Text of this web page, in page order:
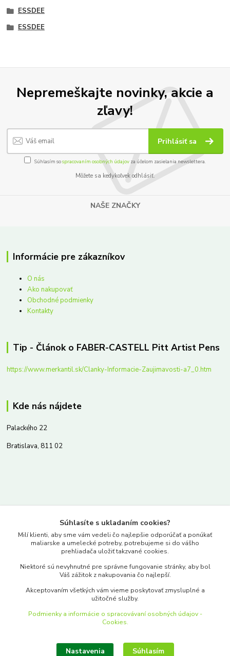
ESSDEE
ESSDEE
Nepremeškajte novinky, akcie a
zľavy!
Prihlásiť sa
Súhlasím sospracovaním osobných údajov za účelom zasielania newslettera.
Môžete sa kedykoľvek odhlásiť.
NAŠE ZNAČKY
Informácie pre zákazníkov
O nás
Ako nakupovať
Obchodné podmienky
Kontakty
Tip - Článok o FABER-CASTELL Pitt Artist Pens
https://www.merkantil.sk/Clanky-Informacie-Zaujimavosti-a7_0.htm
Kde nás nájdete
Palackého 22
Bratislava, 811 02
www.merkantil.sk
Pondelok-Piatok: 9.00-17.00hod.
objednavky@merkantil-obchod.sk
Súhlasíte s ukladaním cookies?
Milí klienti, aby sme vám vedeli čo najlepšie odporúčať a ponúkať
maliarske a umelecké potreby, potrebujeme si do vášho
prehliadača uložiť takzvané cookies.
Niektoré sú nevyhnutné pre správne fungovanie stránky, aby bol
Váš zážitok z nakupovania čo najlepší.
Akceptovaním všetkých vám vieme poskytovať zmysluplné a
užitočné služby.
Podmienky a informácie o spracovávaní osobných údajov -
Cookies.
Nastavenia Súhlasím